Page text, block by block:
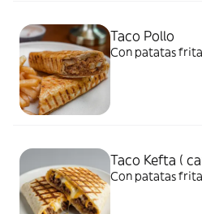
Taco Pollo
Con patatas
Taco Kefta (
Con patatas